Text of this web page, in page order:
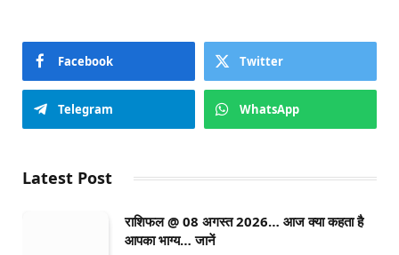
Facebook Twitter
Telegram WhatsApp
Latest Post
राशिफल @ 08 अगस्त 2026… आज क्या कहता है
आपका भाग्य… जानें